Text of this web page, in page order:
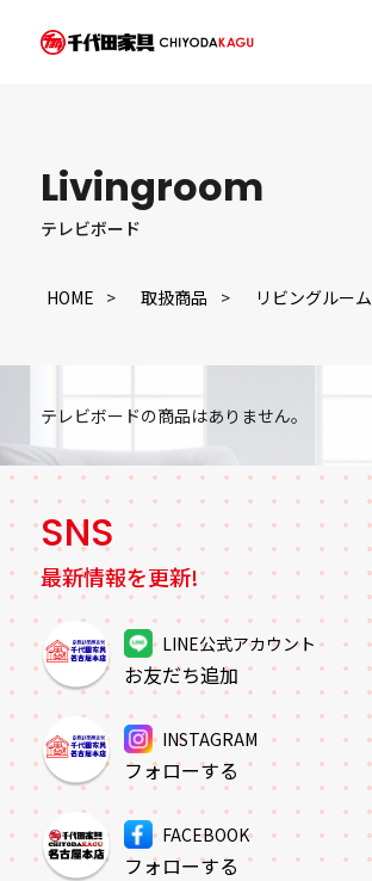
Livingroom
テレビボード
HOME 取扱商品 リビングルーム
テレビボードの商品はありません。
SNS
最新情報を更新!
LINE公式アカウント
お友だち追加
INSTAGRAM
フォローする
FACEBOOK
フォローする